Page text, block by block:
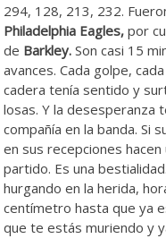
294, 128, 213, 232.
Philadelphia Eagles, por
de Barkley. Son casi 15
avances. Cada golpe,
cadera tenía sentido y
losas. Y la desesperanza
compañía en la banda. Si
en sus recepciones
partido. Es una
hurgando en la herida,
centímetro hasta que ya
que te estás muriendo y